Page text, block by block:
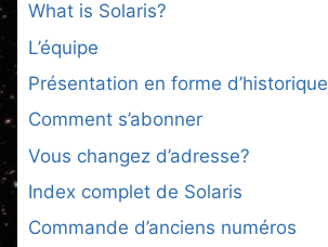
What is Solaris?
L’équipe
Présentation en forme d’historique
Comment s’abonner
Vous changez d’adresse?
Index complet de Solaris
Commande d’anciens numéros